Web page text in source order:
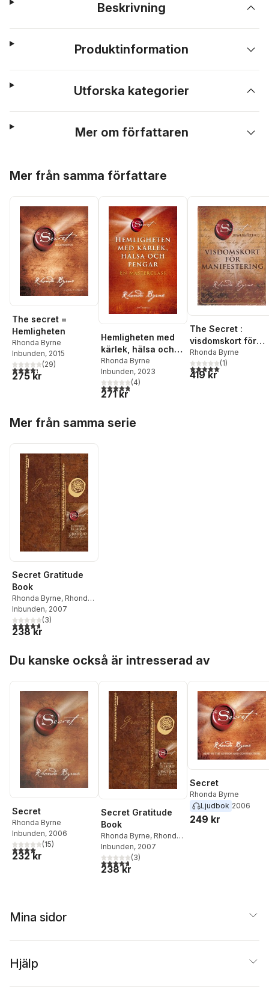
Beskrivning
Produktinformation
Utforska kategorier
Mer om författaren
Mer från samma författare
The secret =
Hemligheten
Rhonda Byrne
Inbunden, 2015
4,3utav 5 stjärnor. Totalt antal röster:
(29)
275 kr
Hemligheten med
kärlek, hälsa och
pengar : en
masterclass
Rhonda Byrne
Inbunden, 2023
4,8utav 5 stjärnor. Totalt antal röster:
(4)
271 kr
The Secret :
visdomskort för
manifestering
Rhonda Byrne
5,0utav 5 stjärnor.
(1)
419 kr
Mer från samma serie
Secret Gratitude
Book
Rhonda Byrne, Rhonda
Byrne
Inbunden, 2007
4,7utav 5 stjärnor. Totalt antal röster:
(3)
238 kr
Du kanske också är intresserad av
Secret
Rhonda Byrne
Inbunden, 2006
4,0utav 5 stjärnor. Totalt antal röster:
(15)
232 kr
Secret Gratitude
Book
Rhonda Byrne, Rhonda
Byrne
Inbunden, 2007
4,7utav 5 stjärnor. Totalt antal röster:
(3)
238 kr
Secret
Rhonda Byrne
Ljudbok 2006
249 kr
Mina sidor
Hjälp